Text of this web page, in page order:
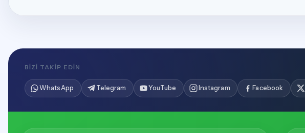
BIZI TAKIP EDIN
WhatsApp Telegram YouTube Instagram Facebook